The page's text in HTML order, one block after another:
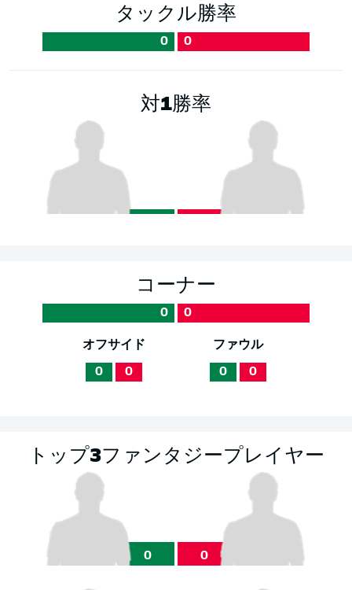
タックル勝率
0 0
対1勝率
コーナー
0 0
オフサイド
0 0
ファウル
0 0
トップ3ファンタジープレイヤー
0 0